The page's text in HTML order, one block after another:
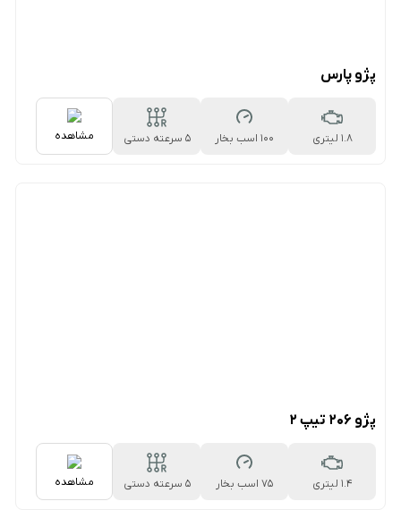
پژو پارس
1.8 لیتری 100 اسب بخار 5 سرعته دستی مشاهده
پژو ۲۰۶ تیپ ۲
1.4 لیتری 75 اسب بخار 5 سرعته دستی مشاهده